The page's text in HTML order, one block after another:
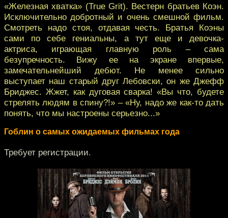
«Железная хватка» (True Grit). Вестерн братьев Коэн.
Исключительно добротный и очень смешной фильм.
Смотреть надо стоя, отдавая честь. Братья Коэны
сами по себе гениальны, а тут еще и девочка-
актриса, играющая главную роль – сама
безупречность. Вижу ее на экране впервые,
замечательнейший дебют. Не менее сильно
выступает наш старый друг Лебовски, он же Джефф
Бриджес. Жжет, как дуговая сварка! «Вы что, будете
стрелять людям в спину?!» – «Ну, надо же как-то дать
понять, что мы настроены серьезно...»
Гоблин о самых ожидаемых фильмах года
Требует регистрации.